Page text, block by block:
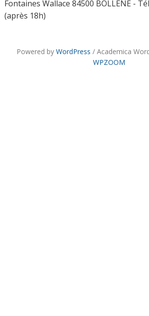
Fontaines Wallace 84500 BOLLÈNE -
(après 18h)
Powered by WordPress / Academica
WPZOOM